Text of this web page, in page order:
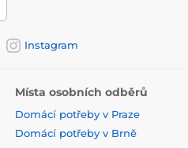
Instagram
Místa osobních odběrů
Domácí potřeby v Praze
Domácí potřeby v Brně